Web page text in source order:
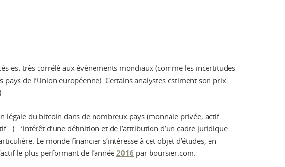
est très corrélé aux évènements mondiaux (comme les incertitudes
de l’Union européenne). Certains analystes estiment son prix
légale du bitcoin dans de nombreux pays (monnaie privée, actif
L’intérêt d’une définition et de l’attribution d’un cadre juridique
Le monde financier s’intéresse à cet objet d’études, en
le plus performant de l’année 2016 par boursier.com.